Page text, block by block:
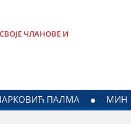
ЧЛАНОВЕ И
САРАДЊЕ ГРАДА